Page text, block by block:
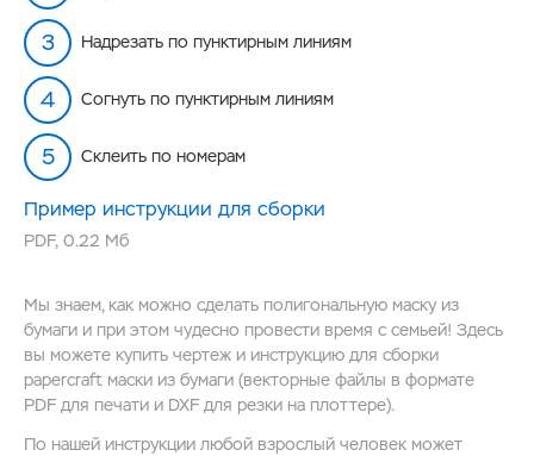
Надрезать по пунктирным линиям
Согнуть по пунктирным линиям
Склеить по номерам
Пример инструкции для сборки
PDF, 0.22 Мб
Мы знаем, как можно сделать полигональную маску из
бумаги и при этом чудесно провести время с семьей! Здесь
вы можете купить чертеж и инструкцию для сборки
papercraft маски из бумаги (векторные файлы в формате
PDF для печати и DXF для резки на плоттере).
По нашей инструкции любой взрослый человек может